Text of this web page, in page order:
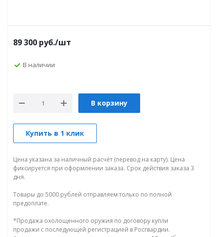
89 300 руб./шт
В наличии
В корзину
Купить в 1 клик
Цена указана за наличный расчёт (перевод на карту). Цена
фиксируется при оформлении заказа. Срок действия заказа 3
дня.
Товары до 5000 рублей отправляем только по полной
предоплате.
*Продажа охолощенного оружия по договору купли
продажи с последующей регистрацией в Росгвардии.